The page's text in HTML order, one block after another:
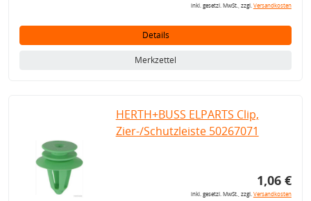
inkl. gesetzl. MwSt., zzgl.Versandkosten
Details
Merkzettel
HERTH+BUSS ELPARTS Clip,
Zier-/Schutzleiste 50267071
1,06 €
inkl. gesetzl. MwSt., zzgl.Versandkosten